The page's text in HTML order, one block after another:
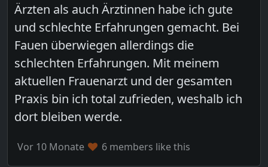
Ärzten als auch Ärztinnen habe ich gute
und schlechte Erfahrungen gemacht. Bei
Fauen überwiegen allerdings die
schlechten Erfahrungen. Mit meinem
aktuellen Frauenarzt und der gesamten
Praxis bin ich total zufrieden, weshalb ich
dort bleiben werde.
Vor 10 Monate 6 members like this